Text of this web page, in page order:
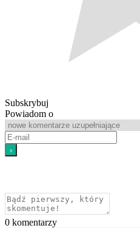
Subskrybuj
Powiadom o
0 komentarzy